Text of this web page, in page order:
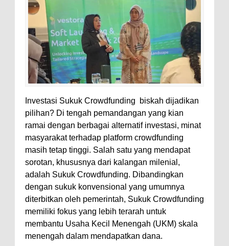
Investasi Sukuk Crowdfunding biskah dijadikan
pilihan? Di tengah pemandangan yang kian
ramai dengan berbagai alternatif investasi, minat
masyarakat terhadap platform crowdfunding
masih tetap tinggi. Salah satu yang mendapat
sorotan, khususnya dari kalangan milenial,
adalah Sukuk Crowdfunding. Dibandingkan
dengan sukuk konvensional yang umumnya
diterbitkan oleh pemerintah, Sukuk Crowdfunding
memiliki fokus yang lebih terarah untuk
membantu Usaha Kecil Menengah (UKM) skala
menengah dalam mendapatkan dana.